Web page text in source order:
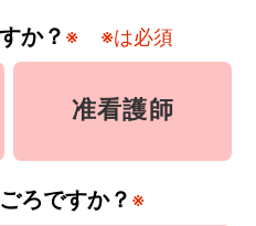
か？ ※ ※は必須
准看護師
ろですか？ ※